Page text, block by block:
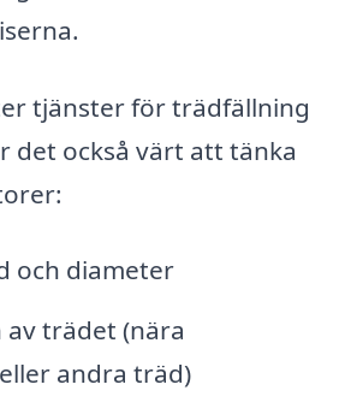
tjänster för trädfällning
det också värt att tänka
och diameter
av trädet (nära
andra träd)